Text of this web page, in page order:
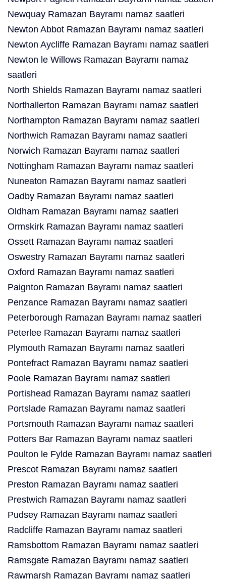
Newquay Ramazan Bayramı namaz saatleri
Newton Abbot Ramazan Bayramı namaz saatleri
Newton Aycliffe Ramazan Bayramı namaz saatleri
Newton le Willows Ramazan Bayramı namaz
saatleri
North Shields Ramazan Bayramı namaz saatleri
Northallerton Ramazan Bayramı namaz saatleri
Northampton Ramazan Bayramı namaz saatleri
Northwich Ramazan Bayramı namaz saatleri
Norwich Ramazan Bayramı namaz saatleri
Nottingham Ramazan Bayramı namaz saatleri
Nuneaton Ramazan Bayramı namaz saatleri
Oadby Ramazan Bayramı namaz saatleri
Oldham Ramazan Bayramı namaz saatleri
Ormskirk Ramazan Bayramı namaz saatleri
Ossett Ramazan Bayramı namaz saatleri
Oswestry Ramazan Bayramı namaz saatleri
Oxford Ramazan Bayramı namaz saatleri
Paignton Ramazan Bayramı namaz saatleri
Penzance Ramazan Bayramı namaz saatleri
Peterborough Ramazan Bayramı namaz saatleri
Peterlee Ramazan Bayramı namaz saatleri
Plymouth Ramazan Bayramı namaz saatleri
Pontefract Ramazan Bayramı namaz saatleri
Poole Ramazan Bayramı namaz saatleri
Portishead Ramazan Bayramı namaz saatleri
Portslade Ramazan Bayramı namaz saatleri
Portsmouth Ramazan Bayramı namaz saatleri
Potters Bar Ramazan Bayramı namaz saatleri
Poulton le Fylde Ramazan Bayramı namaz saatleri
Prescot Ramazan Bayramı namaz saatleri
Preston Ramazan Bayramı namaz saatleri
Prestwich Ramazan Bayramı namaz saatleri
Pudsey Ramazan Bayramı namaz saatleri
Radcliffe Ramazan Bayramı namaz saatleri
Ramsbottom Ramazan Bayramı namaz saatleri
Ramsgate Ramazan Bayramı namaz saatleri
Rawmarsh Ramazan Bayramı namaz saatleri